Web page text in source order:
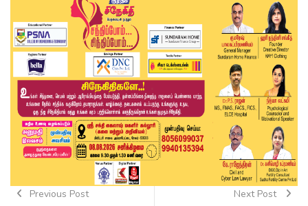
Previous Post Next Post